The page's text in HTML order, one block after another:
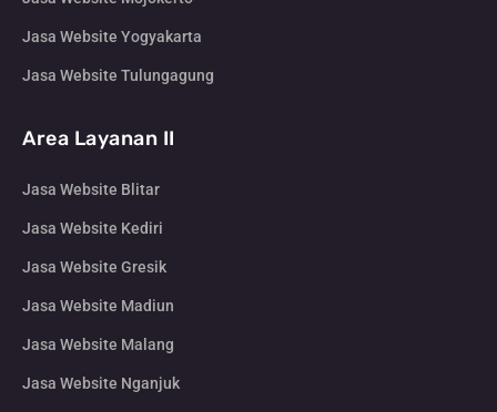
Jasa Website Yogyakarta
Jasa Website Tulungagung
Area Layanan II
Jasa Website Blitar
Jasa Website Kediri
Jasa Website Gresik
Jasa Website Madiun
Jasa Website Malang
Jasa Website Nganjuk